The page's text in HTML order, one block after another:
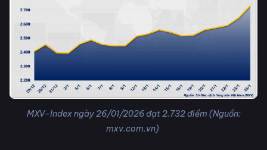
MXV-Index ngày 26/01/2026 đạt 2.732 điểm (Nguồn:
mxv.com.vn)